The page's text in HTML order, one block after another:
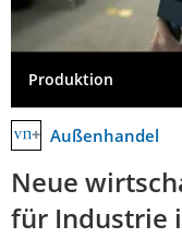
Produktion
Außenhandel
Neue
für Industrie